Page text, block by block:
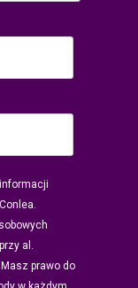
al.
prawo do